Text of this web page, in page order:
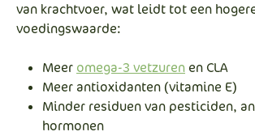
van krachtvoer, wat leidt tot een
voedingswaarde:
Meer omega-3 vetzuren en CLA
Meer antioxidanten (vitamine E)
Minder residuen van pesticiden,
hormonen